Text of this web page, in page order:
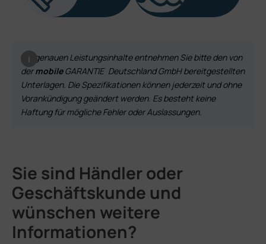
Die genauen Leistungsinhalte entnehmen Sie bitte den von
dermobile GARANTIEDeutschland GmbH bereitgestellten
Unterlagen. Die Spezifikationen können jederzeit und ohne
Vorankündigung geändert werden. Es besteht keine
Haftung für mögliche Fehler oder Auslassungen.
Sie sind Händler oder
Geschäftskunde und
wünschen weitere
Informationen?